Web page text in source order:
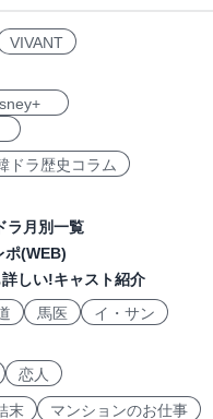
VIVANT
ドラ歴史コラム
ラ月別一覧
ポ(WEB)
しい!キャスト紹介
馬医
イ・サン
恋人
末 マンションのお仕事